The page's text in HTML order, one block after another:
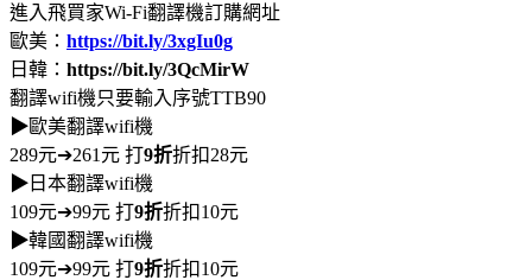
進入飛買家Wi-Fi翻譯機訂購網址
歐美： https://bit.ly/3xgIu0g
日韓： https://bit.ly/3QcMirW
翻譯wifi機只要輸入序號TTB90
▶歐美翻譯wifi機
289元➔261元 打9折折扣28元
▶ 日本翻譯wifi機
109元➔99元 打9折折扣10元
▶韓國翻譯wifi機
109元➔99元 打9折折扣10元